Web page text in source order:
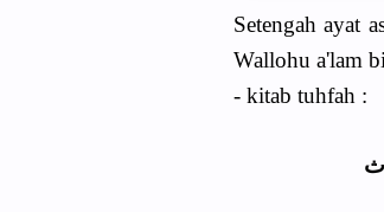
Setengah ayat
Wallohu a'lam
- kitab tuhfah :